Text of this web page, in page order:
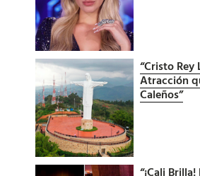
“Cristo Rey
Atracción
Caleños”
“¡Cali